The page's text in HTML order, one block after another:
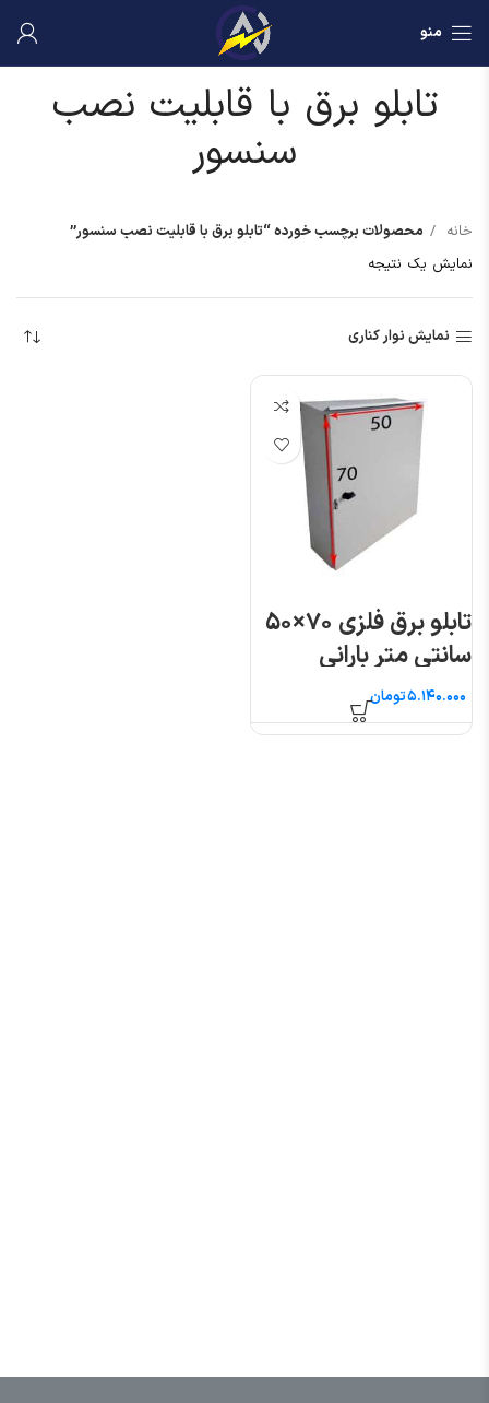
منو
تابلو برق با قابلیت نصب
سنسور
خانه
محصولات برچسب خورده “تابلو برق با قابلیت نصب سنسور”
نمایش یک نتیجه
نمایش نوار کناری
تابلو برق فلزی ۷۰×۵۰
سانتی متر بارانی
تومان